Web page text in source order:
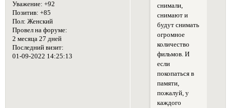
Уважение: +92
Позитив: +85
Пол: Женский
Провел на форуме:
2 месяца 27 дней
Последний визит:
01-09-2022 14:25:13
снимали,
снимают и
будут снимать
огромное
количество
фильмов. И
если
покопаться в
памяти,
пожалуй, у
каждого